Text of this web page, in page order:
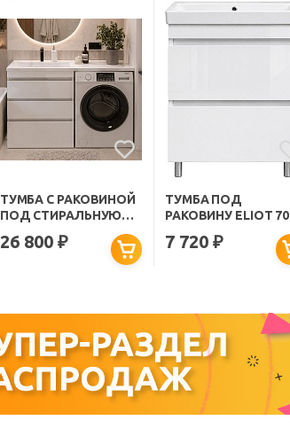
ТУМБА С РАКОВИНОЙ
ПОД СТИРАЛЬНУЮ
МАШИНУ MORIS 130 L
НАПОЛЬНАЯ БЕЛАЯ
26 800 ₽
ТУМБА ПОД
РАКОВИНУ ELIOT 70
7 720 ₽